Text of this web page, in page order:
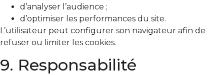
d’analyser l’audience ;
d’optimiser les performances du site.
L’utilisateur peut configurer son navigateur afin de
refuser ou limiter les cookies.
9. Responsabilité